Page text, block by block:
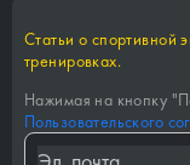
Статьи о спортивной
тренировках.
Нажимая на кнопку "
Пользовательского